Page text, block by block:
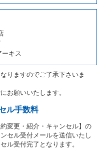
とします。
事由による時には第４条
取り扱い、当社は受領済
とします。
取り消され、又は貸渡契約
ついて、第４条及び第５条
何らの請求をしないもの
る借受条件を明示し、当
ーキス
りますのでご了承下さいま
お願いいたします。
ル手数料
変更・紹介・キャンセル】の
セル受付メールを送信いたし
ル受付完了となります。